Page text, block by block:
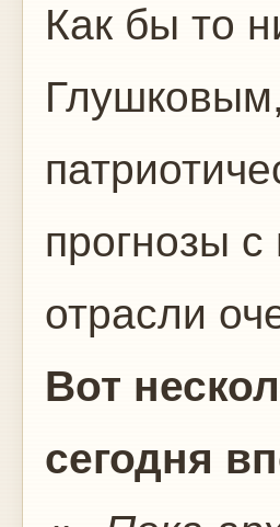
Как бы то
прогнозы
отрасли
Вот
сегодня